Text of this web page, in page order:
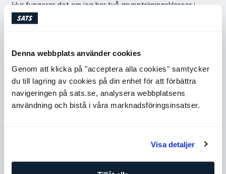
Denna webbplats använder cookies
Genom att klicka på "acceptera alla cookies" samtycker
du till lagring av cookies på din enhet för att förbättra
navigeringen på sats.se, analysera webbplatsens
användning och bistå i våra marknadsföringsinsatser.
Visa detaljer
Hur fungerar det om jag har två gruppträningsklasser i
rad?
Enklare incheckning, kortare köer på gymmet och bättre för
miljön 💙